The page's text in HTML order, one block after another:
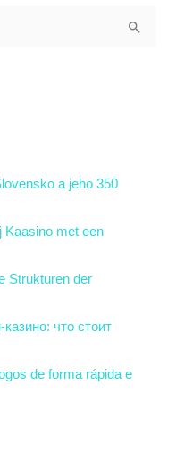
a jeho 350
Kaasino met een
Strukturen der
что стоит
de forma rápida e